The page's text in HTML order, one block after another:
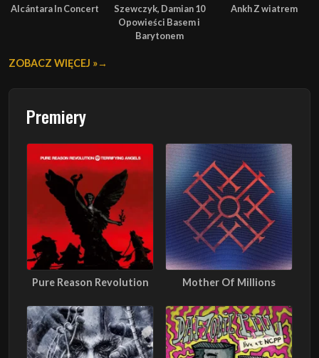
Alcántara In Concert
Szewczyk, Damian 10
Opowieści Basem i
Barytonem
Ankh Z wiatrem
ZOBACZ WIĘCEJ »
Premiery
Pure Reason Revolution Mother Of Millions